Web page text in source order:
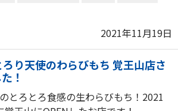
2021年11月19日
り天使のわらびもち 覚王山店さ
！
とろとろ食感の生わらびもち！2021